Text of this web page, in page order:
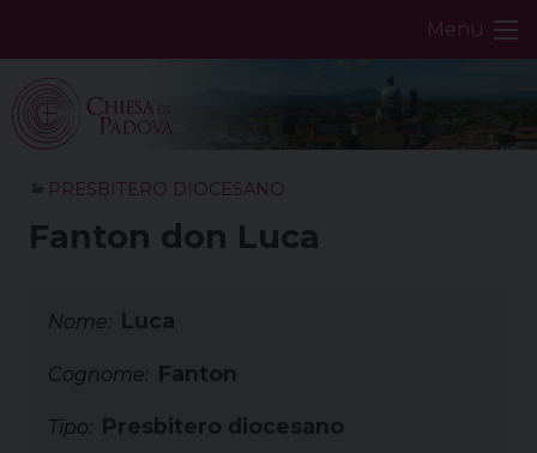
Menu
PRESBITERO DIOCESANO
Fanton don Luca
Nome: Luca
Cognome: Fanton
Tipo: Presbitero diocesano